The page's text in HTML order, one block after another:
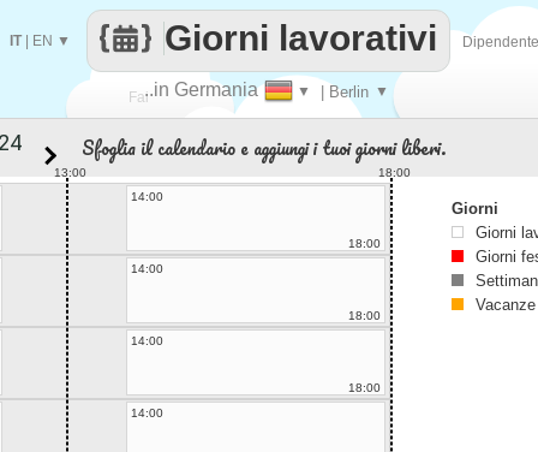
Fai..in Germania ▼ | Berlin ▼
Giorni lavorativi
IT| EN ▼
Sfoglia il calendario e aggiungi i tuoi giorni liberi.
13:00
18:00
14:00
18:00
14:00
18:00
14:00
18:00
14:00
Giorni
Giorni
Giorni
Vacanze